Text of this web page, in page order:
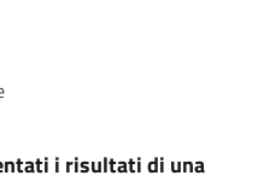
i risultati di una